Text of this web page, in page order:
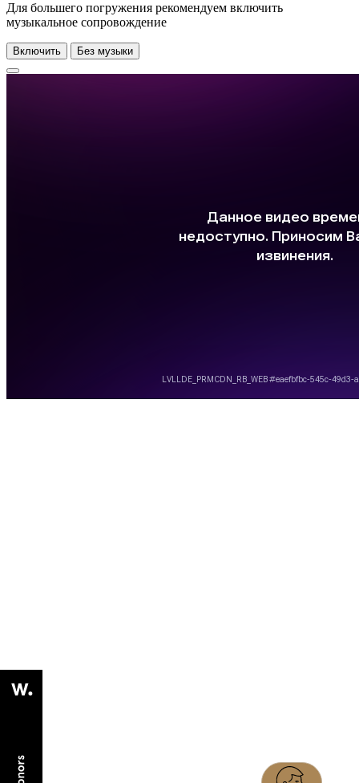
Для большего погружения рекомендуем включить
музыкальное сопровождение
Включить Без музыки